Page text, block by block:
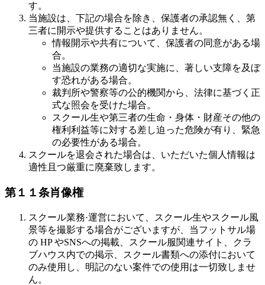
す。
当施設は、下記の場合を除き、保護者の承認無く、第
三者に開示や提供することはありません。
情報開示や共有について、保護者の同意がある場
合。
当施設の業務の適切な実施に、著しい支障を及ぼ
す恐れがある場合。
裁判所や警察等の公的機関から、法律に基づく正
式な照会を受けた場合。
スクール生や第三者の生命・身体・財産その他の
権利利益等に対する差し迫った危険が有り、緊急
の必要性がある場合。
スクールを退会された場合は、いただいた個人情報は
適性且つ厳重に廃棄致します。
第１１条肖像権
スクール業務·運営において、スクール生やスクール風
景等を撮影する場合がございますが、当フットサル場
の HP やSNSへの掲載、スクール服関連サイト、クラ
ブハウス内での掲示、スクール書類への添付において
のみ使用し、明記のない案件での使用は一切致しませ
ん。